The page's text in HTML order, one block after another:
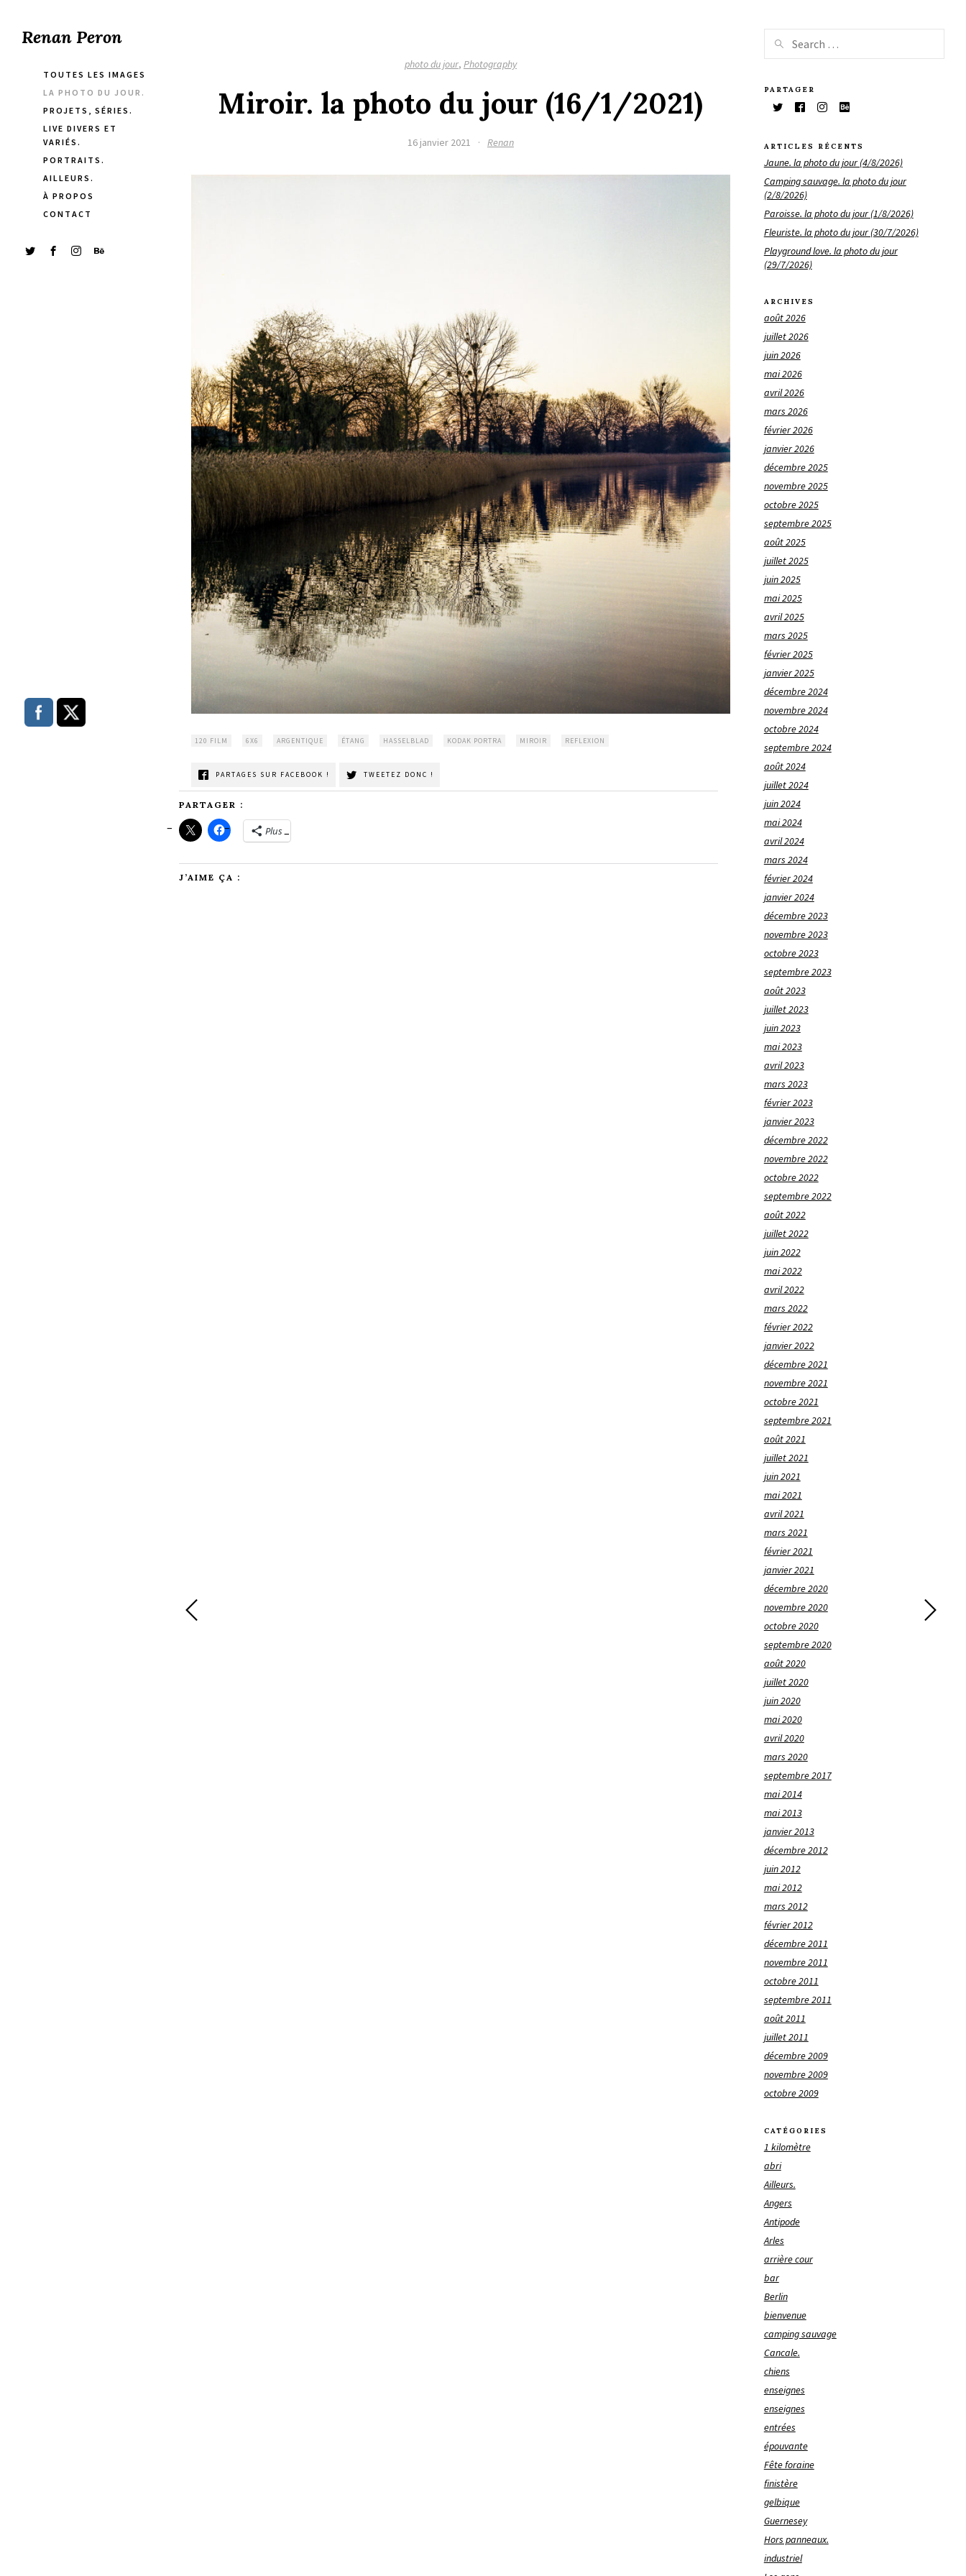
Renan Peron
TOUTES LES IMAGES
LA PHOTO DU JOUR.
PROJETS, SÉRIES.
LIVE DIVERS ET
VARIÉS.
PORTRAITS.
AILLEURS.
À PROPOS
CONTACT
photo du jour, Photography
Miroir. la photo du jour (16/1/2021)
16 janvier 2021 · Renan
120 FILM 6X6 ARGENTIQUE ÉTANG HASSELBLAD KODAK PORTRA MIROIR REFLEXION
PARTAGES SUR FACEBOOK ! TWEETEZ DONC !
PARTAGER :
Plus
J’AIME ÇA :
PARTAGER
ARTICLES RÉCENTS
Jaune. la photo du jour (4/8/2026)
Camping sauvage. la photo du jour
(2/8/2026)
Paroisse. la photo du jour (1/8/2026)
Fleuriste. la photo du jour (30/7/2026)
Playground love. la photo du jour
(29/7/2026)
ARCHIVES
août 2026
juillet 2026
juin 2026
mai 2026
avril 2026
mars 2026
février 2026
janvier 2026
décembre 2025
novembre 2025
octobre 2025
septembre 2025
août 2025
juillet 2025
juin 2025
mai 2025
avril 2025
mars 2025
février 2025
janvier 2025
décembre 2024
novembre 2024
octobre 2024
septembre 2024
août 2024
juillet 2024
juin 2024
mai 2024
avril 2024
mars 2024
février 2024
janvier 2024
décembre 2023
novembre 2023
octobre 2023
septembre 2023
août 2023
juillet 2023
juin 2023
mai 2023
avril 2023
mars 2023
février 2023
janvier 2023
décembre 2022
novembre 2022
octobre 2022
septembre 2022
août 2022
juillet 2022
juin 2022
mai 2022
avril 2022
mars 2022
février 2022
janvier 2022
décembre 2021
novembre 2021
octobre 2021
septembre 2021
août 2021
juillet 2021
juin 2021
mai 2021
avril 2021
mars 2021
février 2021
janvier 2021
décembre 2020
novembre 2020
octobre 2020
septembre 2020
août 2020
juillet 2020
juin 2020
mai 2020
avril 2020
mars 2020
septembre 2017
mai 2014
mai 2013
janvier 2013
décembre 2012
juin 2012
mai 2012
mars 2012
février 2012
décembre 2011
novembre 2011
octobre 2011
septembre 2011
août 2011
juillet 2011
décembre 2009
novembre 2009
octobre 2009
CATÉGORIES
1 kilomètre
abri
Ailleurs.
Angers
Antipode
Arles
arrière cour
bar
Berlin
bienvenue
camping sauvage
Cancale.
chiens
enseignes
enseignes
entrées
épouvante
Fête foraine
finistère
gelbique
Guernesey
Hors panneaux.
industriel